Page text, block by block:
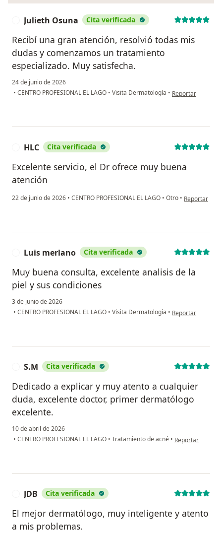
Julieth Osuna Cita verificada
Recibí una gran atención, resolvió todas mis
dudas y comenzamos un tratamiento
especializado. Muy satisfecha.
24 de junio de 2026
• CENTRO PROFESIONAL EL LAGO • Visita Dermatología • en opinión del
Reportar
HLC Cita verificada
Excelente servicio, el Dr ofrece muy buena
atención
22 de junio de 2026 • CENTRO PROFESIONAL EL LAGO • Otro • en opinión
Reportar
Luis merlano Cita verificada
Muy buena consulta, excelente analisis de la
piel y sus condiciones
3 de junio de 2026
• CENTRO PROFESIONAL EL LAGO • Visita Dermatología • en opinión del
Reportar
S.M Cita verificada
Dedicado a explicar y muy atento a cualquier
duda, excelente doctor, primer dermatólogo
excelente.
10 de abril de 2026
• CENTRO PROFESIONAL EL LAGO • Tratamiento de acné • en opinión del
Reportar
JDB Cita verificada
El mejor dermatólogo, muy inteligente y atento
a mis problemas.